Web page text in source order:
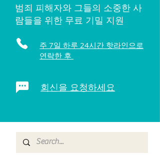
범죄 피해자와 그들의 소중한 사
람들을 위한 무료 기밀 지원
주 7일 하루 24시간 핫라인으로
연락한 후
회신을 요청하세요